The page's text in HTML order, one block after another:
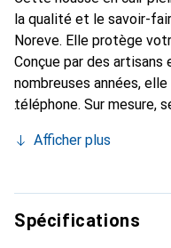
la qualité et le savoir-
Noreve. Elle protège
Conçue par des
nombreuses années,
téléphone. Sur mesure,
et indispensable pour
marque Noreve est un
exigeante.
Afficher plus
Spécifications